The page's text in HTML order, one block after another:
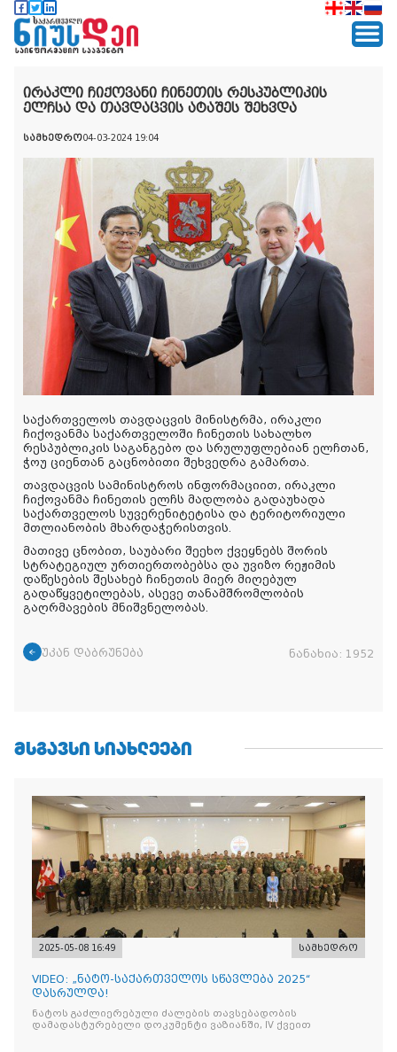
ირაკლი ჩიქოვანი ჩინეთის რესპუბლიკის
ელჩსა და თავდაცვის ატაშეს შეხვდა
სამხედრო04-03-2024 19:04
საქართველოს თავდაცვის მინისტრმა, ირაკლი
ჩიქოვანმა საქართველოში ჩინეთის სახალხო
რესპუბლიკის საგანგებო და სრულუფლებიან ელჩთან,
ჭოუ ციენთან გაცნობითი შეხვედრა გამართა.
თავდაცვის სამინისტროს ინფორმაციით, ირაკლი
ჩიქოვანმა ჩინეთის ელჩს მადლობა გადაუხადა
საქართველოს სუვერენიტეტისა და ტერიტორიული
მთლიანობის მხარდაჭერისთვის.
მათივე ცნობით, საუბარი შეეხო ქვეყნებს შორის
სტრატეგიულ ურთიერთობებსა და უვიზო რეჟიმის
დაწესების შესახებ ჩინეთის მიერ მიღებულ
გადაწყვეტილებას, ასევე თანამშრომლობის
გაღრმავების მნიშვნელობას.
უკან დაბრუნება ნანახია: 1952
ᲛᲡᲒᲐᲕᲡᲘ ᲡᲘᲐᲮᲚᲔᲔᲑᲘ
2025-05-08 16:49 სამხედრო
VIDEO: „ნატო-საქართველოს სწავლება 2025“
დასრულდა!
ნატოს გაძლიერებული ძალების თავსებადობის
დამადასტურებელი დოკუმენტი ვაზიანში, IV ქვეით